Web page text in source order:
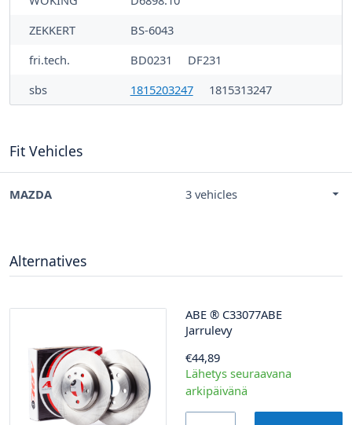
ZEKKERT
BS-6043
fri.tech.
BD0231
DF231
sbs
1815203247 1815313247
Fit Vehicles
MAZDA 3 vehicles
Alternatives
ABE ® C33077ABE
Jarrulevy
€44,89
Lähetys seuraavana
arkipäivänä